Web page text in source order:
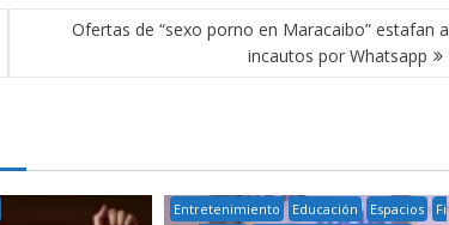
Ofertas de “sexo porno en Maracaibo” estafan a
incautos por Whatsapp
Entretenimiento Educación Espacios
Fi